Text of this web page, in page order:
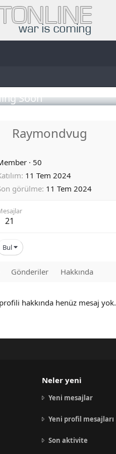
Soon
Raymondvug
· 50
11 Tem 2024
görülme 11 Tem 2024
21
Bul
Gönderiler Hakkında
hakkında henüz mesaj yok.
Neler yeni
Yeni mesajlar
Yeni profil mesajları
Son aktivite